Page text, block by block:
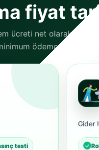
fiyat
ücreti net olarak
ödeme tutarlarıdır.
testi
Gider